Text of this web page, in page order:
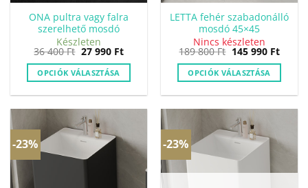
ONA pultra vagy falra
szerelhető mosdó
Készleten
36 400Ft Original
price
was:
36
400 Ft.
27 990 FtCurrent
price
is:
27
990 Ft.
OPCIÓK VÁLASZTÁSA
LETTA fehér szabadonálló
mosdó 45×45
Nincs készleten
189 800Ft Original
price
was:
189
800 Ft.
145 990 Ft
price
is:
145
990
OPCIÓK VÁLASZTÁSA
-23% -23%